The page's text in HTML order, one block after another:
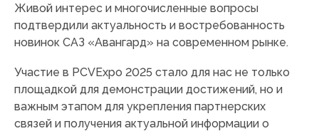
Живой интерес и многочисленные вопросы
подтвердили актуальность и востребованность
новинок САЗ «Авангард» на современном рынке.
Участие в PCVExpo 2025 стало для нас не только
площадкой для демонстрации достижений, но и
важным этапом для укрепления партнерских
связей и получения актуальной информации о